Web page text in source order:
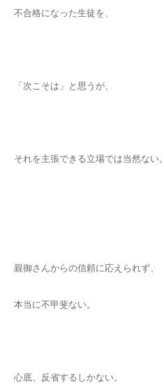
不合格になった生徒を、
「次こそは」と思うが、
それを主張できる立場では当然ない。
親御さんからの信頼に応えられず、
本当に不甲斐ない。
心底、反省するしかない。